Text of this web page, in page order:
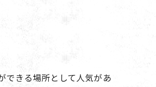
できる場所として人気があ